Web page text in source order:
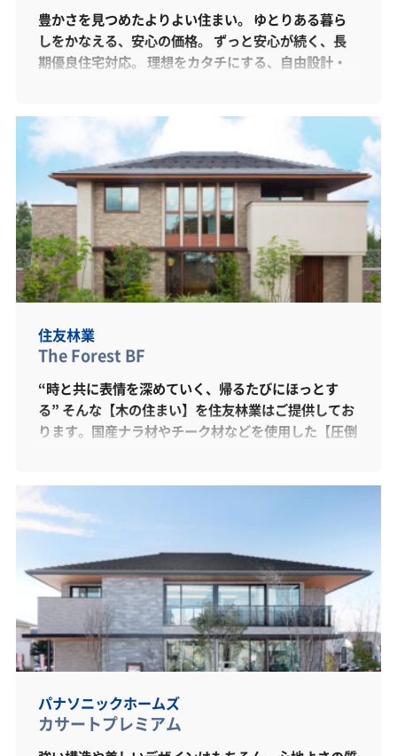
豊かさを見つめたよりよい住まい。 ゆとりある暮ら
しをかなえる、安心の価格。 ずっと安心が続く、長
期優良住宅対応。 理想をカタチにする、自由設計・
住友林業
The Forest BF
“時と共に表情を深めていく、帰るたびにほっとす
る” そんな【木の住まい】を住友林業はご提供してお
ります。国産ナラ材やチーク材などを使用した【圧倒
空間です。SNSでも話題、“Kitchenhouse”製キッ
チンを採用しており、高級感ある設えとなっていま
す。 木の特性を理解した、木の専門会社だから出来
る家づくりを、どうぞご覧くださいませ。
パナソニックホームズ
カサートプレミアム